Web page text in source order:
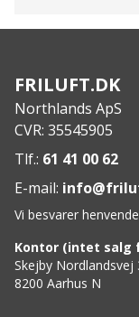
Norguard S-
modellen er
hvilket passer
Features:
Curve-form for
3D hætte med
2-vejs lynlås
Intern
Blød foring
FRILUFT.DK
Northlands ApS
CVR: 35545905
Tlf.: 61 41 00 62
E-mail:
Vi besvarer
Kontor (intet salg
Skejby Nordlandsvej
8200 Aarhus N